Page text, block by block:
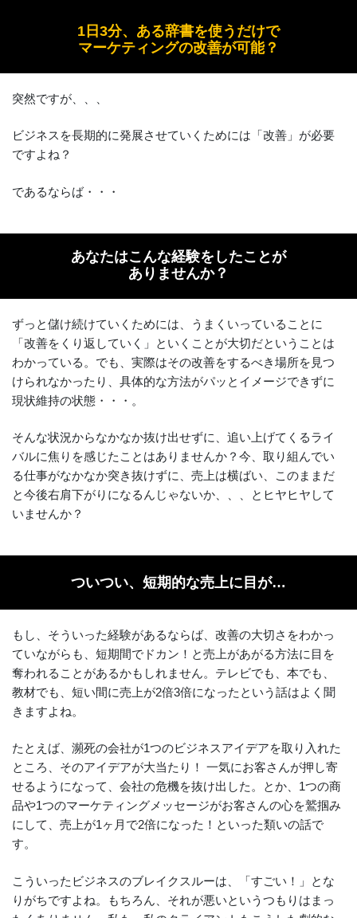
1日3分、ある辞書を使うだけで
マーケティングの改善が可能？
突然ですが、、、
ビジネスを長期的に発展させていくためには「改善」が必要
ですよね？
であるならば・・・
あなたはこんな経験をしたことが
ありませんか？
ずっと儲け続けていくためには、うまくいっていることに
「改善をくり返していく」といくことが大切だということは
わかっている。でも、実際はその改善をするべき場所を見つ
けられなかったり、具体的な方法がパッとイメージできずに
現状維持の状態・・・。
そんな状況からなかなか抜け出せずに、追い上げてくるライ
バルに焦りを感じたことはありませんか？今、取り組んでい
る仕事がなかなか突き抜けずに、売上は横ばい、このままだ
と今後右肩下がりになるんじゃないか、、、とヒヤヒヤして
いませんか？
ついつい、短期的な売上に目が…
もし、そういった経験があるならば、改善の大切さをわかっ
ていながらも、短期間でドカン！と売上があがる方法に目を
奪われることがあるかもしれません。テレビでも、本でも、
教材でも、短い間に売上が2倍3倍になったという話はよく聞
きますよね。
たとえば、瀕死の会社が1つのビジネスアイデアを取り入れた
ところ、そのアイデアが大当たり！ 一気にお客さんが押し寄
せるようになって、会社の危機を抜け出した。とか、1つの商
品や1つのマーケティングメッセージがお客さんの心を鷲掴み
にして、売上が1ヶ月で2倍になった！といった類いの話で
す。
こういったビジネスのブレイクスルーは、「すごい！」とな
りがちですよね。もちろん、それが悪いというつもりはまっ